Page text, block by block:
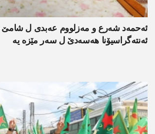
ئەحمەد شەرع و مەزلووم عەبدی ل شامێ
ئەنتەگراسیۆنا ھەسەدێ ل سەر مێزە یە